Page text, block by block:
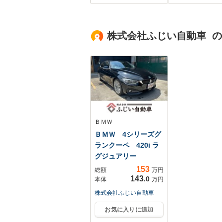
ーター エアシー
マークレビンソン
ートキー
ンサー LEDヘ
報 LEDフォグ
株式会社ふじい自動車
ＢＭＷ
ＢＭＷ 4シリーズグ
ランクーペ 420i ラ
グジュアリー
総額 153 万円
本体
143.0 万円
株式会社ふじい自動車
お気に入りに追加